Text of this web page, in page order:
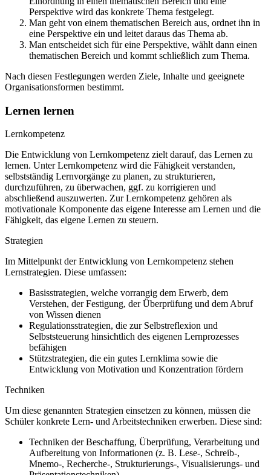
Perspektive wird das konkrete Thema festgelegt.
Man geht von einem thematischen Bereich aus, ordnet ihn in
eine Perspektive ein und leitet daraus das Thema ab.
Man entscheidet sich für eine Perspektive, wählt dann einen
thematischen Bereich und kommt schließlich zum Thema.
Nach diesen Festlegungen werden Ziele, Inhalte und geeignete
Organisationsformen bestimmt.
Lernen lernen
Lernkompetenz
Die Entwicklung von Lernkompetenz zielt darauf, das Lernen zu
lernen. Unter Lernkompetenz wird die Fähigkeit verstanden,
selbstständig Lernvorgänge zu planen, zu strukturieren,
durchzuführen, zu überwachen, ggf. zu korrigieren und
abschließend auszuwerten. Zur Lernkompetenz gehören als
motivationale Komponente das eigene Interesse am Lernen und die
Fähigkeit, das eigene Lernen zu steuern.
Strategien
Im Mittelpunkt der Entwicklung von Lernkompetenz stehen
Lernstrategien. Diese umfassen:
Basisstrategien, welche vorrangig dem Erwerb, dem
Verstehen, der Festigung, der Überprüfung und dem Abruf
von Wissen dienen
Regulationsstrategien, die zur Selbstreflexion und
Selbststeuerung hinsichtlich des eigenen Lernprozesses
befähigen
Stützstrategien, die ein gutes Lernklima sowie die
Entwicklung von Motivation und Konzentration fördern
Techniken
Um diese genannten Strategien einsetzen zu können, müssen die
Schüler konkrete Lern- und Arbeitstechniken erwerben. Diese sind:
Techniken der Beschaffung, Überprüfung, Verarbeitung und
Aufbereitung von Informationen (z. B. Lese-, Schreib-,
Mnemo-, Recherche-, Strukturierungs-, Visualisierungs- und